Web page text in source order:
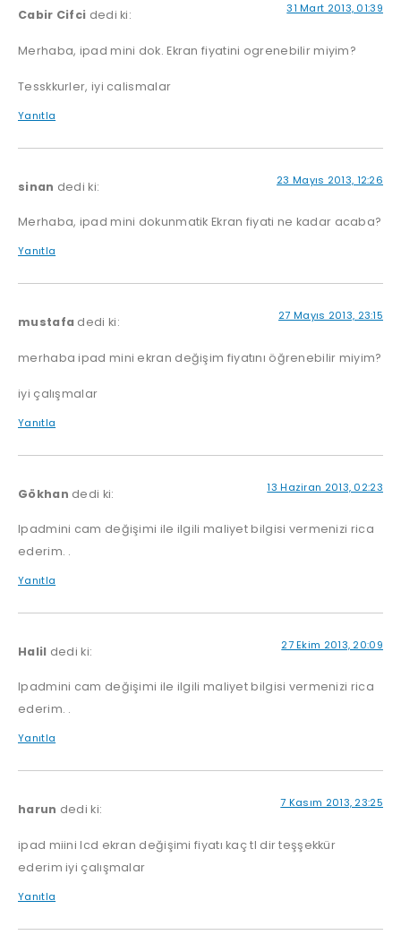
Cabir Cifci dedi ki: 31 Mart 2013, 01:39
Merhaba, ipad mini dok. Ekran fiyatini ogrenebilir miyim?
Tesskkurler, iyi calismalar
Yanıtla
sinan dedi ki: 23 Mayıs 2013, 12:26
Merhaba, ipad mini dokunmatik Ekran fiyati ne kadar acaba?
Yanıtla
mustafa dedi ki: 27 Mayıs 2013, 23:15
merhaba ipad mini ekran değişim fiyatını öğrenebilir miyim?
iyi çalışmalar
Yanıtla
Gökhan dedi ki: 13 Haziran 2013, 02:23
Ipadmini cam değişimi ile ilgili maliyet bilgisi vermenizi rica
ederim. .
Yanıtla
Halil dedi ki: 27 Ekim 2013, 20:09
Ipadmini cam değişimi ile ilgili maliyet bilgisi vermenizi rica
ederim. .
Yanıtla
harun dedi ki: 7 Kasım 2013, 23:25
ipad miini lcd ekran değişimi fiyatı kaç tl dir teşşekkür
ederim iyi çalışmalar
Yanıtla